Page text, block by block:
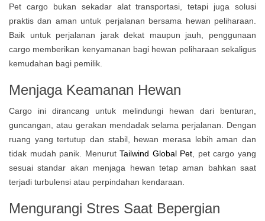
Pet cargo bukan sekadar alat transportasi, tetapi juga solusi
praktis dan aman untuk perjalanan bersama hewan peliharaan.
Baik untuk perjalanan jarak dekat maupun jauh, penggunaan
cargo memberikan kenyamanan bagi hewan peliharaan sekaligus
kemudahan bagi pemilik.
Menjaga Keamanan Hewan
Cargo ini dirancang untuk melindungi hewan dari benturan,
guncangan, atau gerakan mendadak selama perjalanan. Dengan
ruang yang tertutup dan stabil, hewan merasa lebih aman dan
tidak mudah panik. Menurut Tailwind Global Pet , pet cargo yang
sesuai standar akan menjaga hewan tetap aman bahkan saat
terjadi turbulensi atau perpindahan kendaraan.
Mengurangi Stres Saat Bepergian